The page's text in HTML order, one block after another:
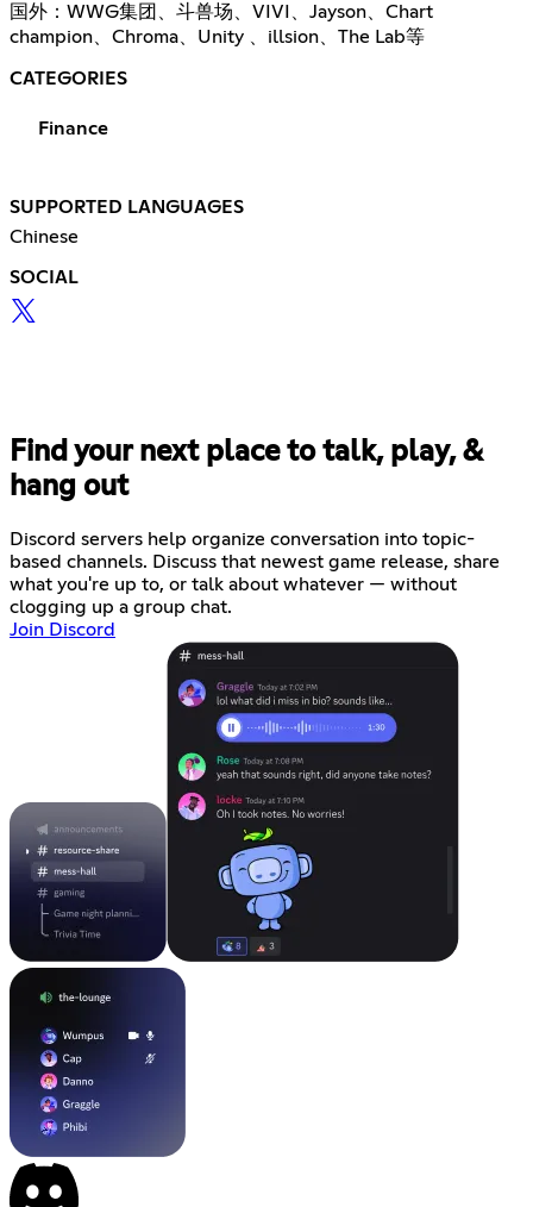
国外：WWG集团、斗兽场、VIVI、Jayson、Chart
champion、Chroma、Unity 、illsion、The Lab等
CATEGORIES
Finance
SUPPORTED LANGUAGES
Chinese
SOCIAL
Find your next place to talk, play, &
hang out
Discord servers help organize conversation into topic-
based channels. Discuss that newest game release, share
what you're up to, or talk about whatever — without
clogging up a group chat.
Join Discord